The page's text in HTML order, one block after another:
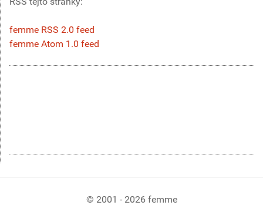
femme RSS 2.0 feed
femme Atom 1.0 feed
© 2001 - 2026 femme